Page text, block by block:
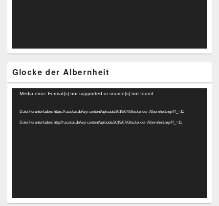
Glocke der Albernheit
Video-
Media error: Format(s) not supported or source(s) not found
Datei herunterladen: https://racskai.de/wp-content/uploads/2019/07/Glocke-der-Albernheit.mp4?_=11
Datei herunterladen: http://racskai.de/wp-content/uploads/2019/07/Glocke-der-Albernheit.mp4?_=11